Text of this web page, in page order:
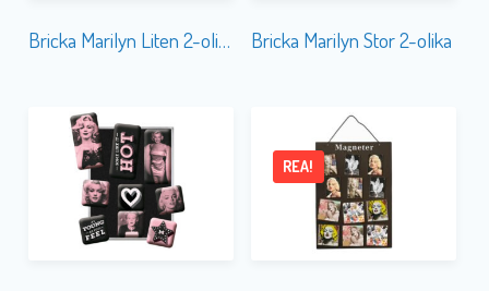
Bricka Marilyn Liten 2-olika Bricka Marilyn Stor 2-olika
REA!